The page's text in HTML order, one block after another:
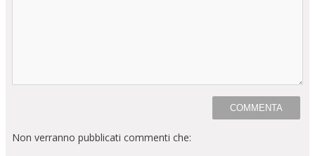
Non verranno pubblicati commenti che: